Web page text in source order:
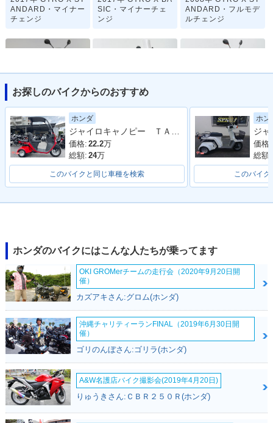
ANDARD・マイナー
チェンジ
SIC・マイナーチェ
ンジ
ANDARD・フルモデ
ルチェンジ
2008年 GYRO X BA
SIC・フルモデルチ
ェンジ
チェンジ
2002年 GYRO X BA
SIC・マイナーチェ
ンジ
装備タイプ・追加
1992年 GYRO X・
カラーチェンジ
マイナーチェンジ
マイナーチェンジ
お探しのバイクからのおすすめ
ホンダ
価格: 22.2万
総額: 24万
このバイクと同じ車種を検索
ホン
価格:
総額:
このバイク
ホンダのバイクにはこんな人たちが乗ってます
OKI GROMerチームの走行会（2020年9月20日開
催）
カズアキさん:グロム(ホンダ)
沖縄チャリティーランFINAL（2019年6月30日開
催）
ゴリのんぼさん:ゴリラ(ホンダ)
A&W名護店バイク撮影会(2019年4月20日)
りゅうきさん:ＣＢＲ２５０Ｒ(ホンダ)